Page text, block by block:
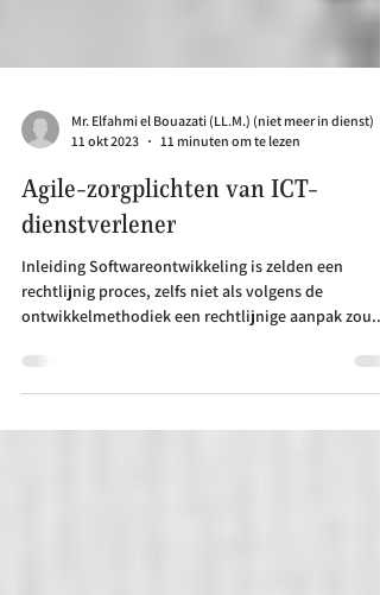
Mr. Elfahmi el Bouazati (LL.M.) (niet meer in dienst)
11 okt 2023
11 minuten om te lezen
Agile-zorgplichten van ICT-
dienstverlener
Inleiding Softwareontwikkeling is zelden een
ontwikkelmethodiek een rechtlijnige aanpak zou...